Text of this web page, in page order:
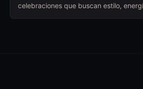
celebraciones que buscan estilo,